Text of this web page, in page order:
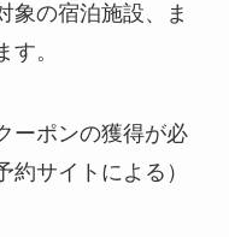
象の宿泊施設、ま
。
ーポンの獲得が必
サイトによる）